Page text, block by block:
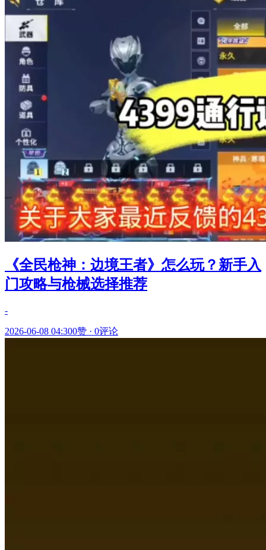
《全民枪神：边境王者》怎么玩？新手入
门攻略与枪械选择推荐
-
2026-06-08 04:300赞 · 0评论